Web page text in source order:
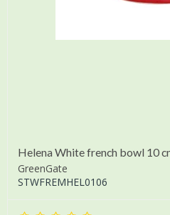
Helena White french bowl 10
GreenGate
STWFREMHEL0106